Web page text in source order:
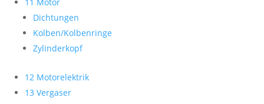
Dichtungen
Kolben/Kolbenringe
Zylinderkopf
12 Motorelektrik
13 Vergaser